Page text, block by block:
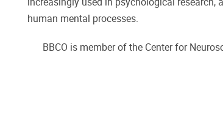
increasingly used in psychological research,
human mental processes.
BBCO is member of the Center for